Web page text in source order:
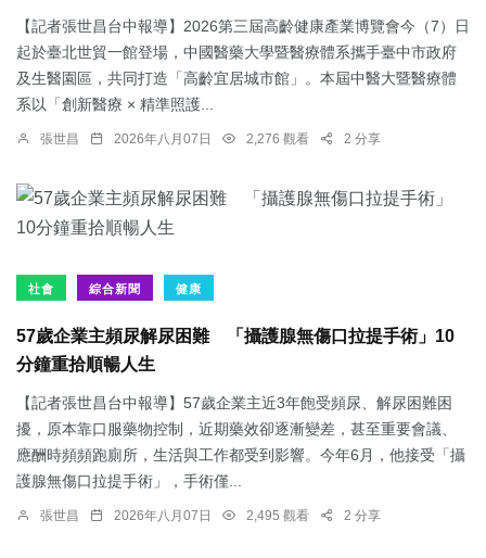
【記者張世昌台中報導】2026第三屆高齡健康產業博覽會今（7）日
起於臺北世貿一館登場，中國醫藥大學暨醫療體系攜手臺中市政府
及生醫園區，共同打造「高齡宜居城市館」。本屆中醫大暨醫療體
系以「創新醫療 × 精準照護...
張世昌 2026年八月07日 2,276 觀看 2 分享
社會 綜合新聞 健康
57歲企業主頻尿解尿困難 「攝護腺無傷口拉提手術」10
分鐘重拾順暢人生
【記者張世昌台中報導】57歲企業主近3年飽受頻尿、解尿困難困
擾，原本靠口服藥物控制，近期藥效卻逐漸變差，甚至重要會議、
應酬時頻頻跑廁所，生活與工作都受到影響。今年6月，他接受「攝
護腺無傷口拉提手術」，手術僅...
張世昌 2026年八月07日 2,495 觀看 2 分享